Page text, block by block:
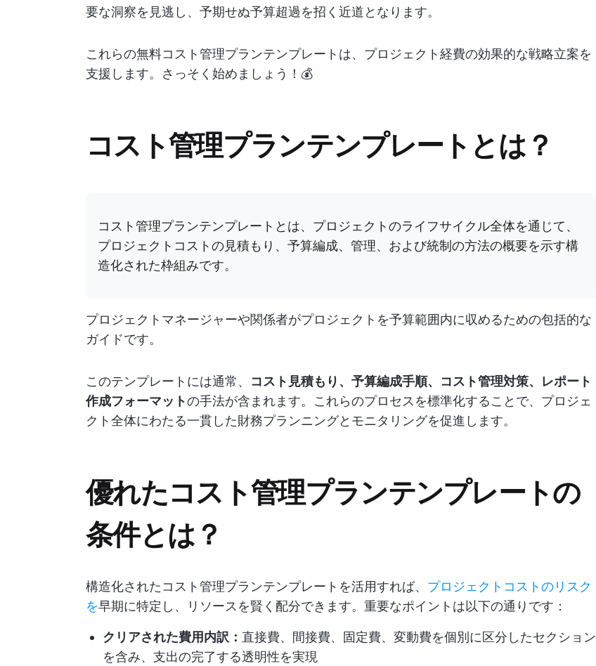
要な洞察を見逃し、予期せぬ予算超過を招く近道となります。
これらの無料コスト管理プランテンプレートは、プロジェクト経費の効果的な戦略立案を
支援します。さっそく始めましょう！💰
コスト管理プランテンプレートとは？
コスト管理プランテンプレートとは、プロジェクトのライフサイクル全体を通じて、
プロジェクトコストの見積もり、予算編成、管理、および統制の方法の概要を示す構
造化された枠組みです。
プロジェクトマネージャーや関係者がプロジェクトを予算範囲内に収めるための包括的な
ガイドです。
このテンプレートには通常、 コスト見積もり、予算編成手順、コスト管理対策、レポート
作成フォーマットの手法が含まれます。これらのプロセスを標準化することで、プロジェ
クト全体にわたる一貫した財務プランニングとモニタリングを促進します。
優れたコスト管理プランテンプレートの
条件とは？
構造化されたコスト管理プランテンプレートを活用すれば、 プロジェクトコストのリスク
を早期に特定し、リソースを賢く配分できます。重要なポイントは以下の通りです：
クリアされた費用内訳： 直接費、間接費、固定費、変動費を個別に区分したセクション
を含み、支出の完了する透明性を実現